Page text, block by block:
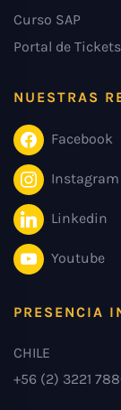
Curso SAP
Portal de Tickets
NUESTRAS
Facebook
Instagram
Linkedin
Youtube
PRESENCIA
CHILE
+56 (2) 3221